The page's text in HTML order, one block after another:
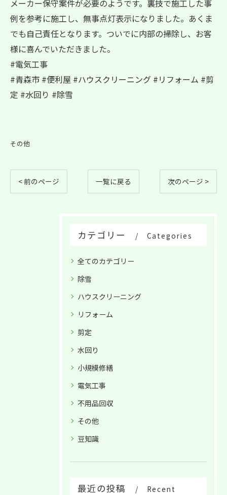
メーカー保守案件が必要のようです。裏技で施工した事
例を参考に施工し、無事点灯表示になりました。あくま
でも自己責任となります。ついでに内部の掃除し、お客
様に喜んでいただきました。
#電気工事
#青森市 #便利屋 #ハウスクリーニング #リフォーム #剪
定 #水回り #除雪
その他
< 前のページ 一覧に戻る 次のページ >
カテゴリー Categories
全てのカテゴリー
除雪
ハウスクリーニング
リフォーム
剪定
水回り
小規模修繕
電気工事
不用品回収
その他
豆知識
最近の投稿
Recent